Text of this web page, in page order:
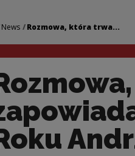
trwa –
News Rozmowa, która trwa...